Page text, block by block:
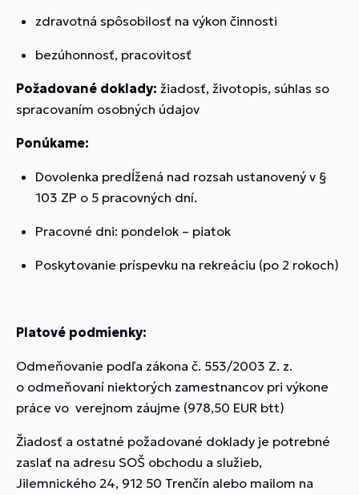
zdravotná spôsobilosť na výkon činnosti
bezúhonnosť, pracovitosť
Požadované doklady: žiadosť, životopis, súhlas so
spracovaním osobných údajov
Ponúkame:
Dovolenka predĺžená nad rozsah ustanovený v §
103 ZP o 5 pracovných dní.
Pracovné dni: pondelok – piatok
Poskytovanie príspevku na rekreáciu (po 2 rokoch)
Platové podmienky:
Odmeňovanie podľa zákona č. 553/2003 Z. z.
o odmeňovaní niektorých zamestnancov pri výkone
práce vo verejnom záujme (978,50 EUR btt)
Žiadosť a ostatné požadované doklady je potrebné
zaslať na adresu SOŠ obchodu a služieb,
Jilemnického 24, 912 50 Trenčín alebo mailom na